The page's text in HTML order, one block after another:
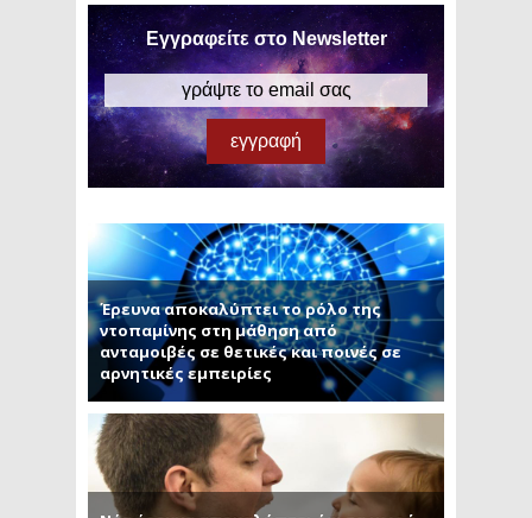
Εγγραφείτε στο Newsletter
Έρευνα αποκαλύπτει το ρόλο της
ντοπαμίνης στη μάθηση από
ανταμοιβές σε θετικές και ποινές σε
αρνητικές εμπειρίες